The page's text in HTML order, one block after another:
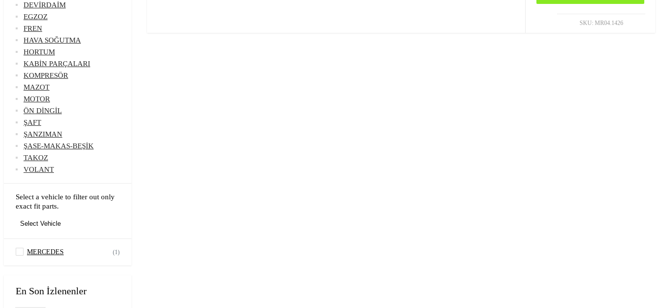
DEVİRDAİM
EGZOZ
FREN
HAVA SOĞUTMA
HORTUM
KABİN PARÇALARI
KOMPRESÖR
MAZOT
MOTOR
ÖN DİNGİL
ŞAFT
ŞANZIMAN
ŞASE-MAKAS-BEŞİK
TAKOZ
VOLANT
Select a vehicle to filter out only
exact fit parts.
Select Vehicle
MERCEDES (1)
En Son İzlenenler
SKU: MR04.1426